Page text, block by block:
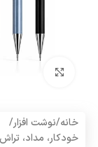
خانه/نوشت افزار/
خودکار، مداد،